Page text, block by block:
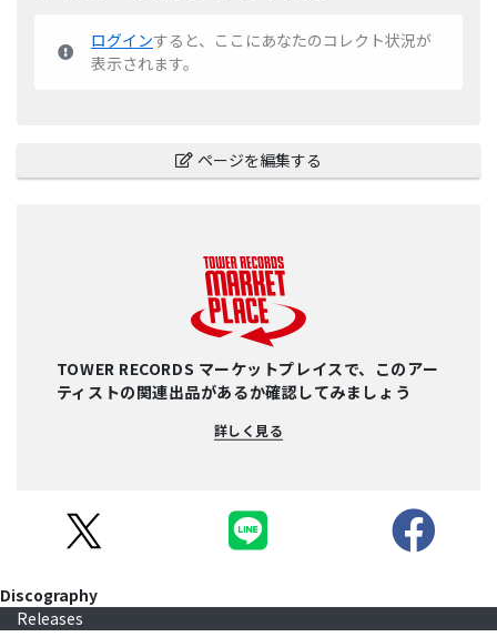
ログインすると、ここにあなたのコレクト状況が
表示されます。
ページを編集する
TOWER RECORDS マーケットプレイスで、このアー
ティストの関連出品があるか確認してみましょう
詳しく見る
Discography
Releases